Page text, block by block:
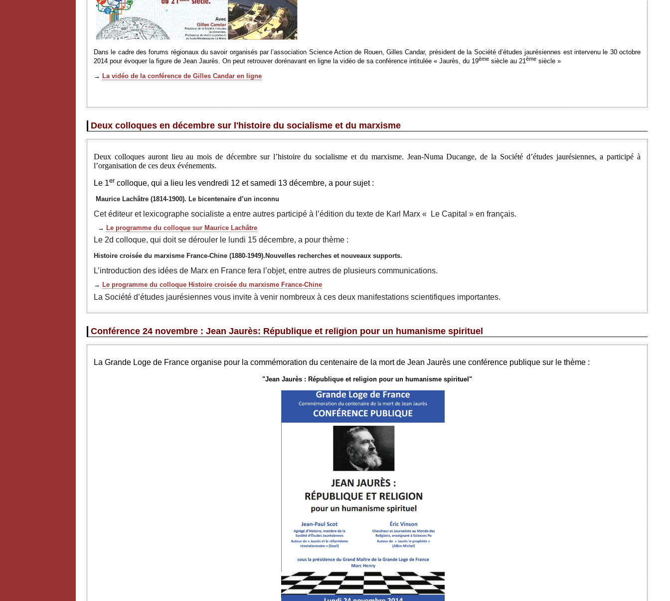
Dans le cadre des forums régionaux du savoir organisés par l’association Science Action de Rouen, Gilles Candar, président de la Société d’études jaurésiennes est intervenu le 30 octobre
2014 pour évoquer la figure de Jean Jaurès. On peut retrouver dorénavant en ligne la vidéo de sa conférence intitulée « Jaurès, du 19ème siècle au 21 ème siècle »
→ La vidéo de la conférence de Gilles Candar en ligne
Deux colloques en décembre sur l'histoire du socialisme et du marxisme
Deux colloques auront lieu au mois de décembre sur l’histoire du socialisme et du marxisme. Jean-Numa Ducange, de la Société d’études jaurésiennes, a participé à
l’organisation de ces deux événements.
Le 1er colloque, qui a lieu les vendredi 12 et samedi 13 décembre, a pour sujet :
Maurice Lachâtre (1814-1900). Le bicentenaire d’un inconnu
Cet éditeur et lexicographe socialiste a entre autres participé à l’édition du texte de Karl Marx « Le Capital » en français.
→ Le programme du colloque sur Maurice Lachâtre
Le 2d colloque, qui doit se dérouler le lundi 15 décembre, a pour thème :
Histoire croisée du marxisme France-Chine (1880-1949).Nouvelles recherches et nouveaux supports.
L’introduction des idées de Marx en France fera l’objet, entre autres de plusieurs communications.
→ Le programme du colloque Histoire croisée du marxisme France-Chine
La Société d’études jaurésiennes vous invite à venir nombreux à ces deux manifestations scientifiques importantes.
Conférence 24 novembre : Jean Jaurès: République et religion pour un humanisme spirituel
La Grande Loge de France organise pour la commémoration du centenaire de la mort de Jean Jaurès une conférence publique sur le thème :
"Jean Jaurès : République et religion pour un humanisme spirituel"